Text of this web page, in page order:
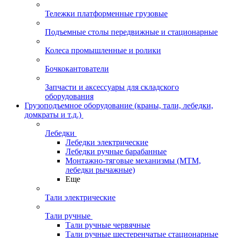
Тележки платформенные грузовые
Подъемные столы передвижные и стационарные
Колеса промышленные и ролики
Бочкокантователи
Запчасти и аксессуары для складского
оборудования
Грузоподъемное оборудование (краны, тали, лебедки,
домкраты и т.д.)
Лебедки
Лебедки электрические
Лебедки ручные барабанные
Монтажно-тяговые механизмы (МТМ,
лебедки рычажные)
Еще
Тали электрические
Тали ручные
Тали ручные червячные
Тали ручные шестеренчатые стационарные